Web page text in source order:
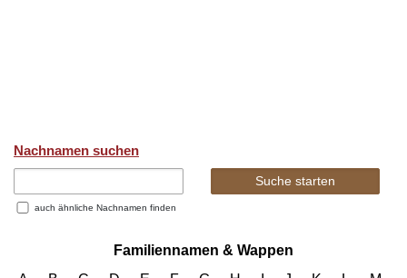
Nachnamen suchen
auch ähnliche Nachnamen finden
Familiennamen & Wappen